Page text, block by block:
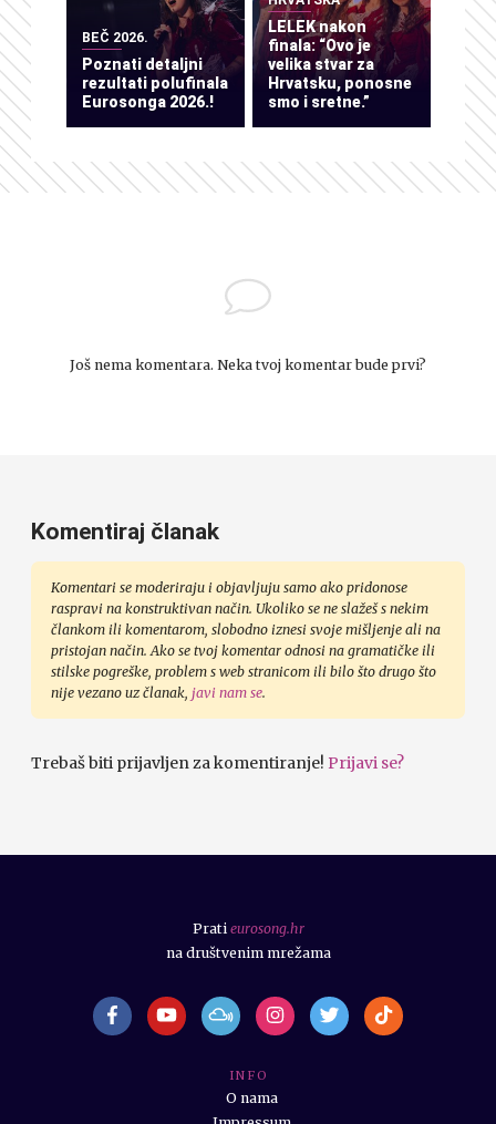
BEČ 2026.
Poznati detaljni
rezultati polufinala
Eurosonga 2026.!
LELEK nakon
finala: “Ovo je
velika stvar za
Hrvatsku, ponosne
smo i sretne.”
Još nema komentara. Neka tvoj komentar bude prvi?
Komentiraj članak
Komentari se moderiraju i objavljuju samo ako pridonose
raspravi na konstruktivan način. Ukoliko se ne slažeš s nekim
člankom ili komentarom, slobodno iznesi svoje mišljenje ali na
pristojan način. Ako se tvoj komentar odnosi na gramatičke ili
stilske pogreške, problem s web stranicom ili bilo što drugo što
nije vezano uz članak, javi nam se.
Trebaš biti prijavljen za komentiranje! Prijavi se?
I N F O
O nama
Prati eurosong.hr
na društvenim mrežama